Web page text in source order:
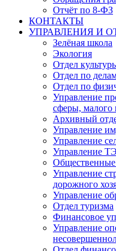
Отчёт по 8-ФЗ
КОНТАКТЫ
УПРАВЛЕНИЯ И
Зелёная школа
Экология
Отдел
Отдел по
Отдел по
Управление
сферы, малого
Архивный
Управление
Управление
Управление
Управление
дорожного
Управление
Отдел туризма
Финансовое
Управление